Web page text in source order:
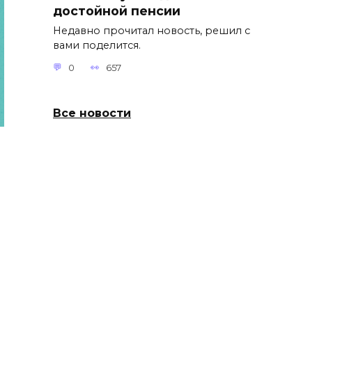
достойной пенсии
Недавно прочитал новость, решил с
вами поделится.
0 657
Все новости